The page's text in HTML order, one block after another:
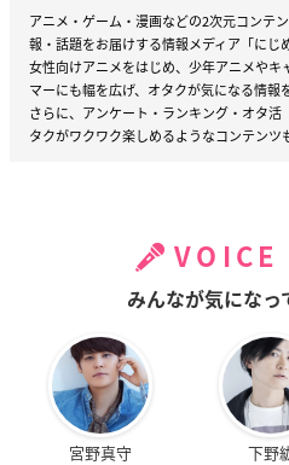
アニメ・ゲーム・漫画などの2次元コンテ
報・話題をお届けする情報メディア「にじ
女性向けアニメをはじめ、少年アニメや
マーにも幅を広げ、オタクが気になる情報
さらに、アンケート・ランキング・オタ
タクがワクワク楽しめるようなコンテンツ
VOICE
みんなが気になっ
宮野真守 下野